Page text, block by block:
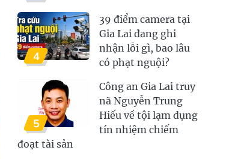
4
39 điểm camera tại
Gia Lai đang ghi
nhận lỗi gì, bao lâu
có phạt nguội?
5
Công an Gia Lai truy
nã Nguyễn Trung
Hiếu về tội lạm dụng
tín nhiệm chiếm
đoạt tài sản